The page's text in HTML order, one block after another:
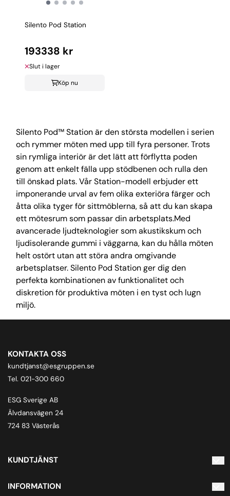
Silento Pod Station
193338 kr
Slut i lager
Köp nu
Silento Pod™ Station är den största modellen i serien
och rymmer möten med upp till fyra personer. Trots
sin rymliga interiör är det lätt att förflytta poden
genom att enkelt fälla upp stödbenen och rulla den
till önskad plats. Vår Station-modell erbjuder ett
imponerande urval av fem olika exteriöra färger och
åtta olika tyger för sittmöblerna, så att du kan skapa
ett mötesrum som passar din arbetsplats.Med
avancerade ljudteknologier som akustikskum och
ljudisolerande gummi i väggarna, kan du hålla möten
helt ostört utan att störa andra omgivande
arbetsplatser. Silento Pod Station ger dig den
perfekta kombinationen av funktionalitet och
diskretion för produktiva möten i en tyst och lugn
miljö.
KONTAKTA OSS
kundtjanst@esgruppen.se
Tel. 021-300 660
ESG Sverige AB
Älvdansvägen 24
724 83 Västerås
KUNDTJÄNST
Inloggning
INFORMATION